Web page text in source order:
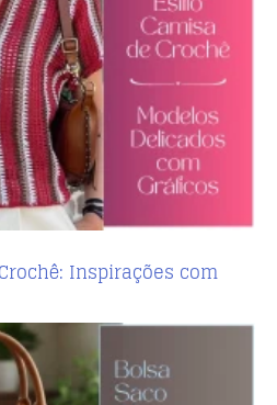
Inspirações com